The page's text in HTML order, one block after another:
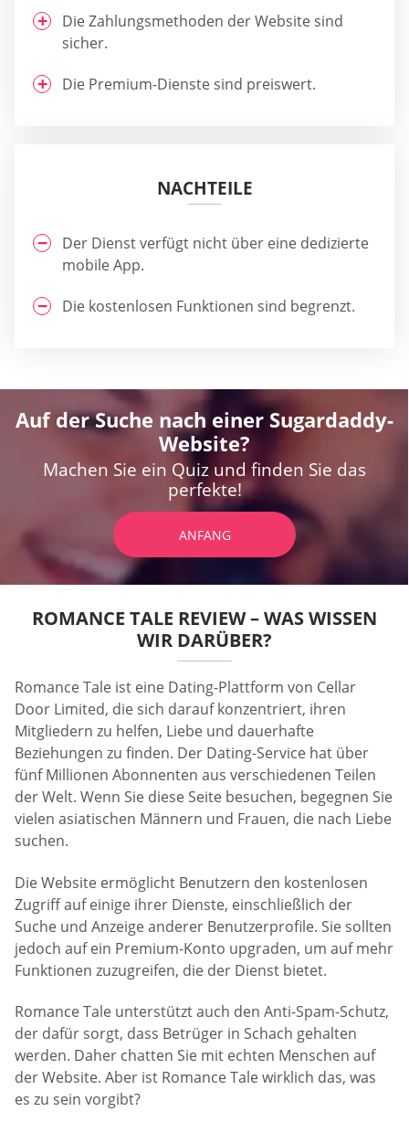
Die Zahlungsmethoden der Website sind
sicher.
Die Premium-Dienste sind preiswert.
NACHTEILE
Der Dienst verfügt nicht über eine dedizierte
mobile App.
Die kostenlosen Funktionen sind begrenzt.
Auf der Suche nach einer Sugardaddy-
Website?
Machen Sie ein Quiz und finden Sie das
perfekte!
ANFANG
ROMANCE TALE REVIEW – WAS WISSEN
WIR DARÜBER?
Romance Tale ist eine Dating-Plattform von Cellar
Door Limited, die sich darauf konzentriert, ihren
Mitgliedern zu helfen, Liebe und dauerhafte
Beziehungen zu finden. Der Dating-Service hat über
fünf Millionen Abonnenten aus verschiedenen Teilen
der Welt. Wenn Sie diese Seite besuchen, begegnen Sie
vielen asiatischen Männern und Frauen, die nach Liebe
suchen.
Die Website ermöglicht Benutzern den kostenlosen
Zugriff auf einige ihrer Dienste, einschließlich der
Suche und Anzeige anderer Benutzerprofile. Sie sollten
jedoch auf ein Premium-Konto upgraden, um auf mehr
Funktionen zuzugreifen, die der Dienst bietet.
Romance Tale unterstützt auch den Anti-Spam-Schutz,
der dafür sorgt, dass Betrüger in Schach gehalten
werden. Daher chatten Sie mit echten Menschen auf
der Website. Aber ist Romance Tale wirklich das, was
es zu sein vorgibt?